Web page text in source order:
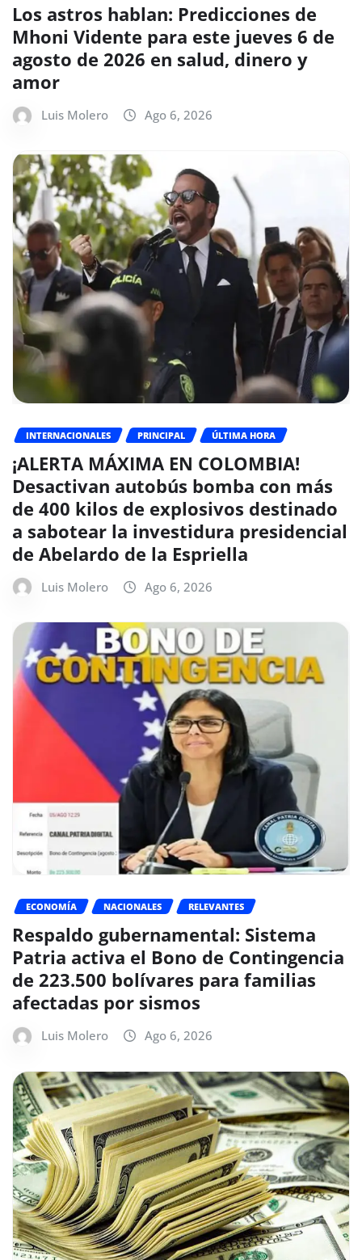
Los astros hablan: Predicciones de
Mhoni Vidente para este jueves 6 de
agosto de 2026 en salud, dinero y
amor
Luis Molero Ago 6, 2026
INTERNACIONALES PRINCIPAL ÚLTIMA HORA
¡ALERTA MÁXIMA EN COLOMBIA!
Desactivan autobús bomba con más
de 400 kilos de explosivos destinado
a sabotear la investidura presidencial
de Abelardo de la Espriella
Luis Molero Ago 6, 2026
ECONOMÍA NACIONALES RELEVANTES
Respaldo gubernamental: Sistema
Patria activa el Bono de Contingencia
de 223.500 bolívares para familias
afectadas por sismos
Luis Molero Ago 6, 2026